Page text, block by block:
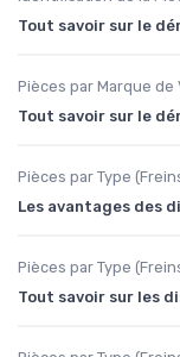
Tout savoir sur le
Pièces par Marque de
Tout savoir sur le
Pièces par Type
Les avantages des
Pièces par Type
Tout savoir sur les